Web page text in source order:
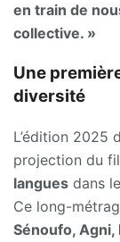
en train de
collective. »
Une
diversité
L’édition 2025
projection du
langues dans
Ce long-
Sénoufo,